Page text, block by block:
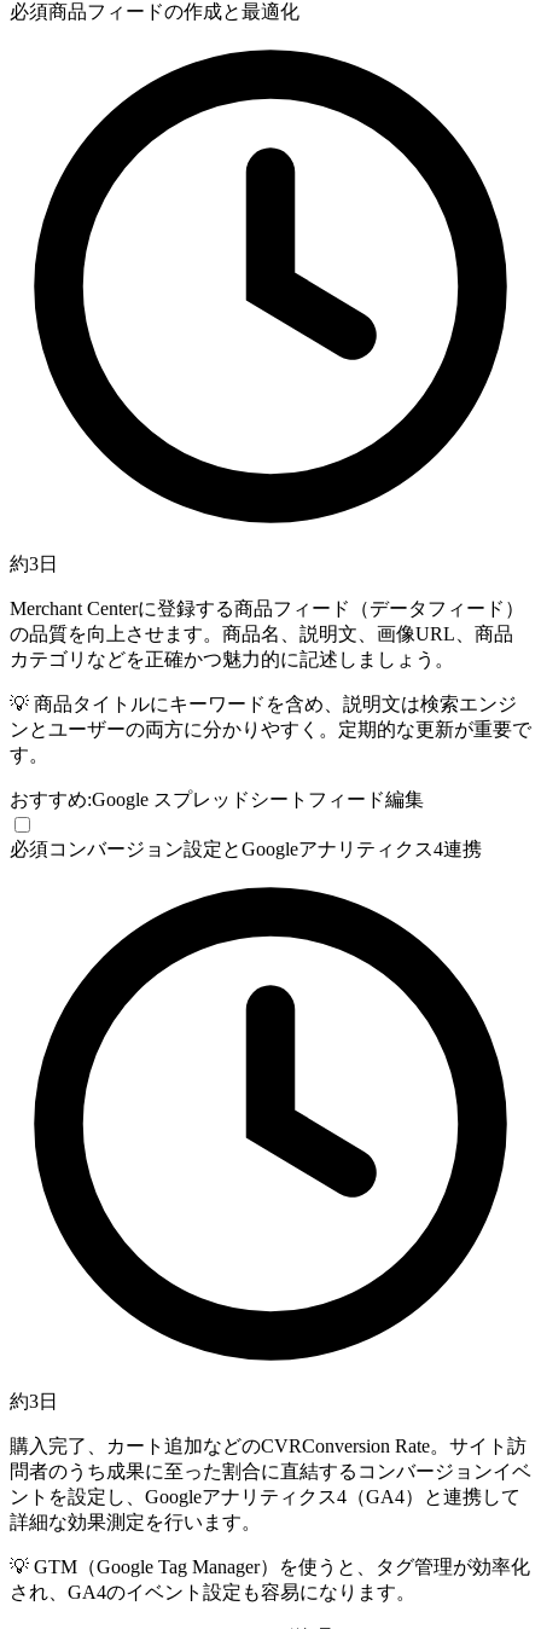
必須商品フィードの作成と最適化
約3日
Merchant Centerに登録する商品フィード（データフィード）
の品質を向上させます。商品名、説明文、画像URL、商品
カテゴリなどを正確かつ魅力的に記述しましょう。
💡 商品タイトルにキーワードを含め、説明文は検索エンジ
ンとユーザーの両方に分かりやすく。定期的な更新が重要で
す。
おすすめ:Google スプレッドシート フィード編集
必須コンバージョン設定とGoogleアナリティクス4連携
約3日
購入完了、カート追加などのCVRConversion Rate。サイト訪
問者のうち成果に至った割合に直結するコンバージョンイベ
ントを設定し、Googleアナリティクス4（GA4）と連携して
詳細な効果測定を行います。
💡 GTM（Google Tag Manager）を使うと、タグ管理が効率化
され、GA4のイベント設定も容易になります。